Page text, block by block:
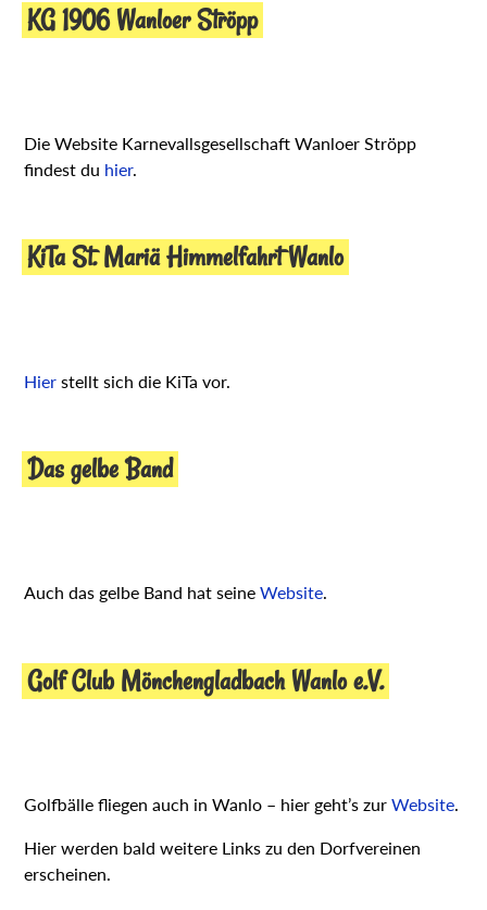
KG 1906 Wanloer Ströpp
Die Website Karnevallsgesellschaft Wanloer Ströpp
findest du hier.
KiTa St. Mariä Himmelfahrt Wanlo
Hier stellt sich die KiTa vor.
Das gelbe Band
Auch das gelbe Band hat seineWebsite.
Golf Club Mönchengladbach Wanlo e.V.
Golfbälle fliegen auch in Wanlo – hier geht’s zurWebsite.
Hier werden bald weitere Links zu den Dorfvereinen
erscheinen.